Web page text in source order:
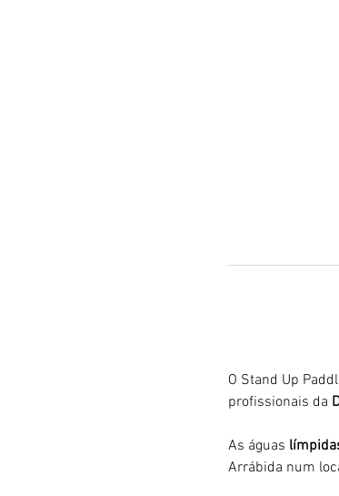
O Stand Up
profissionais da
As águas
Arrábida num